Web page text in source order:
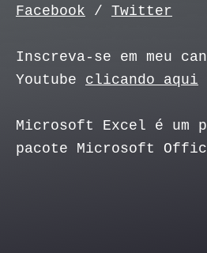
Facebook / Twitter
Inscreva-se em meu
Youtube clicando aqui
Microsoft Excel é um
pacote Microsoft